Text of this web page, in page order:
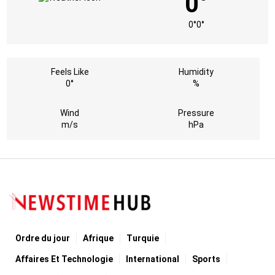
0°0°
Feels Like
0°
Humidity
%
Wind
m/s
Pressure
hPa
Ordre du jour Afrique Turquie
Affaires Et Technologie International Sports